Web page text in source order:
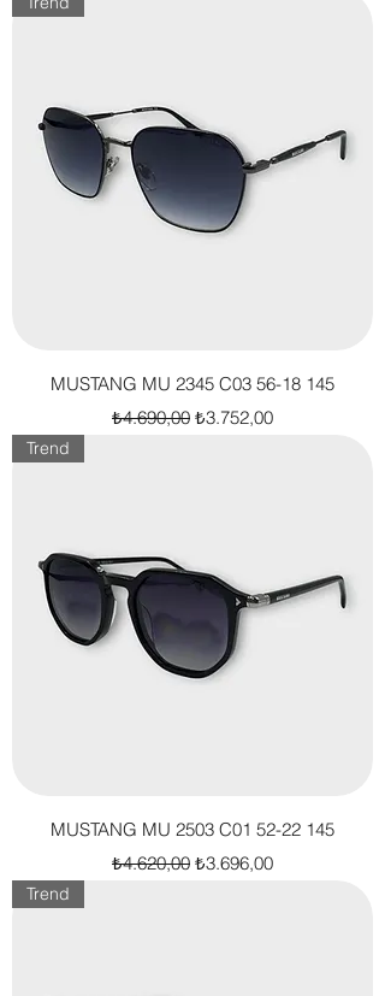
MUSTANG MU 2345 C03 56-18 145
Normal Fiyat
₺4.690,00 İndirimli Fiyat
₺3.752,00
Trend
MUSTANG MU 2503 C01 52-22 145
Normal Fiyat
₺4.620,00 İndirimli Fiyat
₺3.696,00
Trend